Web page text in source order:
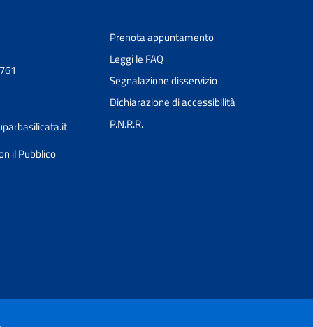
il Pubblico
Prenota appuntamento
Leggi le FAQ
Segnalazione disservizio
Dichiarazione di accessibilità
P.N.R.R.